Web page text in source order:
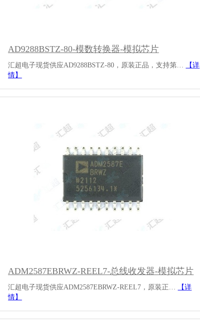
AD9288BSTZ-80-模数转换器-模拟芯片
汇超电子现货供应AD9288BSTZ-80，原装正品，支持第…
【详
情】
ADM2587EBRWZ-REEL7-总线收发器-模拟芯片
汇超电子现货供应ADM2587EBRWZ-REEL7，原装正…
【详
情】